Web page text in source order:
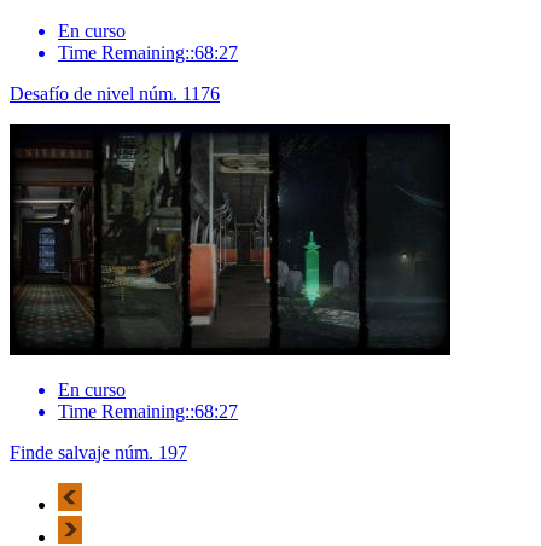
En curso
Time Remaining::68:27
Desafío de nivel núm. 1176
En curso
Time Remaining::68:27
Finde salvaje núm. 197